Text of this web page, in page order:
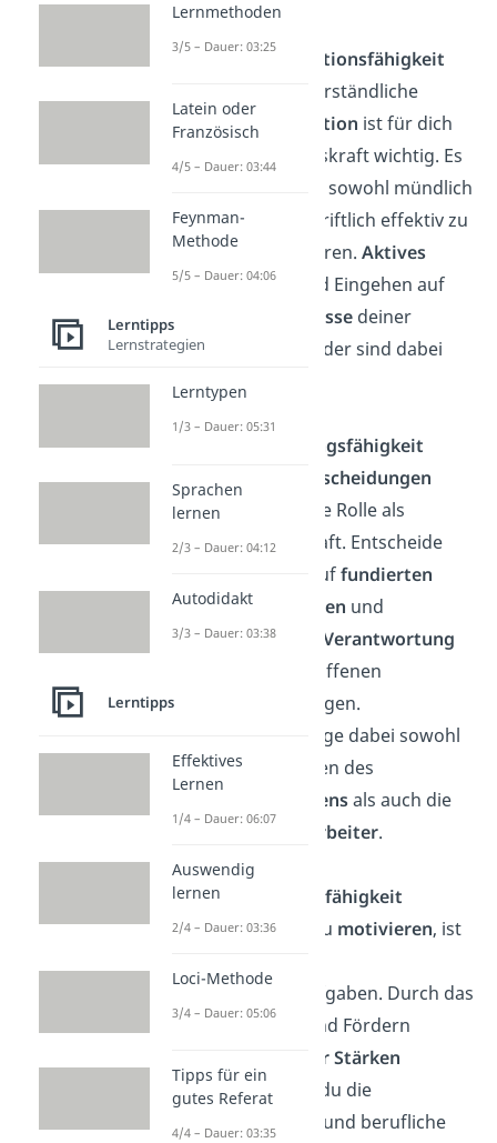
Kommunikationsfähigkeit
Klare und verständliche
Kommunikation ist für dich
als Führungskraft wichtig. Es
geht darum, sowohl mündlich
als auch schriftlich effektiv zu
kommunizieren.Aktives
Zuhören
und Eingehen auf
Bedürfnisse deiner
Teammitglieder sind dabei
Entscheidungsfähigkeit
Entscheidungen
prägen deine Rolle als
Führungskraft. Entscheide
basierend auffundierten
Informationen und
übernehme Verantwortung
für die getroffenen
Entscheidungen.
Berücksichtige dabei sowohl
die Interessen des
Unternehmensals auch die
Mitarbeiter.
Motivationsfähigkeit
Dein Team zu motivieren, ist
Schlüsselaufgaben. Durch das
Erkennen und Fördern
individueller Stärken
unterstützt du die
persönliche und berufliche
Lernmethoden
3/5 – Dauer: 03:25
Latein oder
Französisch
4/5 – Dauer: 03:44
Feynman-
Methode
5/5 – Dauer: 04:06
Lerntipps
Lernstrategien
Lerntypen
1/3 – Dauer: 05:31
Sprachen
lernen
2/3 – Dauer: 04:12
Autodidakt
3/3 – Dauer: 03:38
Lerntipps
Effektives
Lernen
1/4 – Dauer: 06:07
Auswendig
lernen
2/4 – Dauer: 03:36
Loci-Methode
3/4 – Dauer: 05:06
Tipps für ein
gutes Referat
4/4 – Dauer: 03:35